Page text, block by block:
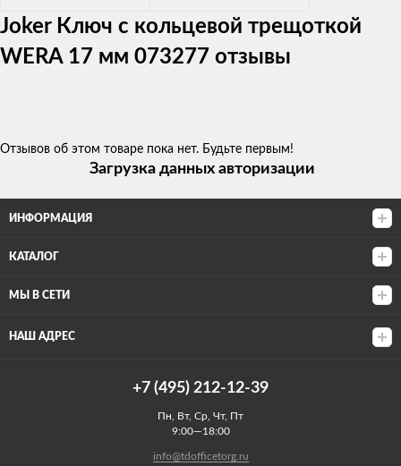
Joker Ключ с кольцевой трещоткой
WERA 17 мм 073277 отзывы
Отзывов об этом товаре пока нет. Будьте первым!
Загрузка данных авторизации
ИНФОРМАЦИЯ
КАТАЛОГ
МЫ В СЕТИ
НАШ АДРЕС
+7 (495) 212-12-39
Пн, Вт, Ср, Чт, Пт
9:00—18:00
info@tdofficetorg.ru